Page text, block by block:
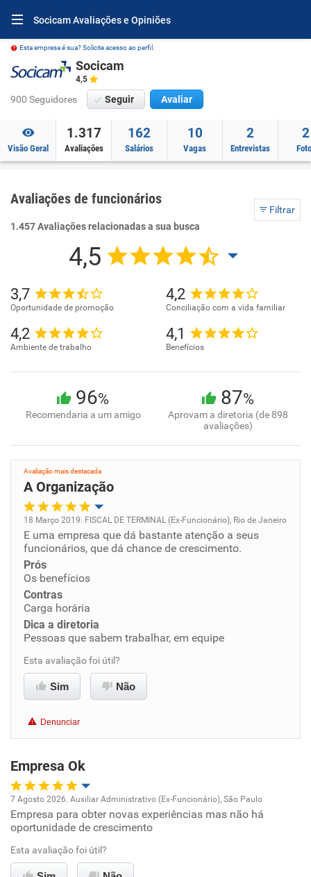
Socicam Avaliações e Opiniões
Esta empresa é sua? Solicite acesso ao perfil.
Socicam
4,5
900 Seguidores Seguir Avaliar
Visão Geral
1.317
Avaliações
162
Salários
10
Vagas
2
Entrevistas
2
Avaliações de funcionários
Filtrar
1.457 Avaliações relacionadas a sua busca
4,5
3,7
Oportunidade de promoção
4,2
Conciliação com a vida familiar
4,2
Ambiente de trabalho
4,1
Benefícios
96%
Recomendaria a um amigo
87%
Aprovam a diretoria (de 898
avaliações)
Avaliação mais destacada
A Organização
Oportunidade de promoção
Ambiente de trabalho
Conciliação com a vida familiar
Benefícios
Recomenda esta empresa
Recomenda a diretoria
18 Março 2019. FISCAL DE TERMINAL (Ex-Funcionário), Rio de Janeiro
E uma empresa que dá bastante atenção a seus
funcionários, que dá chance de crescimento.
Prós
Os benefícios
Contras
Carga horária
Dica a diretoria
Pessoas que sabem trabalhar, em equipe
Esta avaliação foi útil?
Sim Não
Denunciar
Empresa Ok
Oportunidade de promoção
Ambiente de trabalho
7 Agosto 2026. Auxiliar Administrativo (Ex-Funcionário), São Paulo
Empresa para obter novas experiências mas não há
oportunidade de crescimento
Esta avaliação foi útil?